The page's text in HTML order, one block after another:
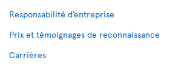
Responsabilité d’entreprise
Prix et témoignages de reconnaissance
Carrières